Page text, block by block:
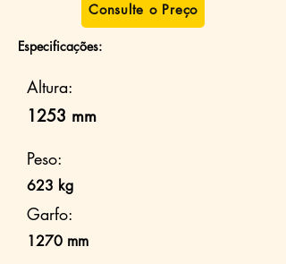
Consulte o Preço
Especificações:
Altura:
1253 mm
Peso:
623 kg
Garfo:
1270 mm